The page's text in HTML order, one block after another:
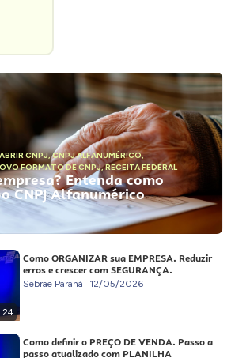
ABRIR CNPJ,CNPJ ALFANUMÉRICO,
FORMATO DE CNPJ,RECEITA FEDERAL
Entenda como
CNPJ Alfanumérico
Como ORGANIZAR sua EMPRESA. Reduzir
erros e crescer com SEGURANÇA.
Sebrae Paraná 12/05/2026
Como definir o PREÇO DE VENDA. Passo a
passo atualizado com PLANILHA